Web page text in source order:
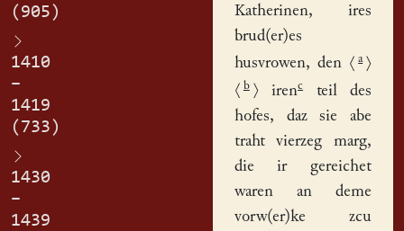
(905)
1410
–
1419
(733)
1430
–
1439
Katherinen, ires
brud(er)es
husvrowen, den ⟨ a ⟩
⟨ b ⟩irenc
teil des
hofes, daz sie abe
traht vierzeg marg,
die ir gereichet
waren an deme
vorw(er)ke zcu